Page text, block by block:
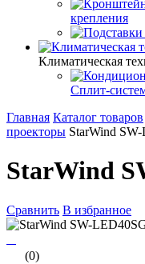
крепления
Климатическая
Сплит-
Главная Каталог товаров
проекторы StarWind
StarWind
Сравнить В избранное
(0)